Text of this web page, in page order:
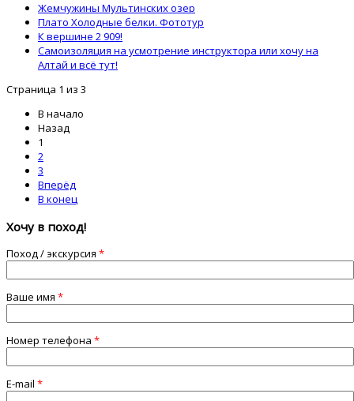
Жемчужины Мультинских озер
Плато Холодные белки. Фототур
К вершине 2 909!
Самоизоляция на усмотрение инструктора или хочу на
Алтай и всё тут!
Страница 1 из 3
В начало
Назад
1
2
3
Вперёд
В конец
Хочу в поход!
Поход / экскурсия *
Ваше имя *
Номер телефона *
E-mail *